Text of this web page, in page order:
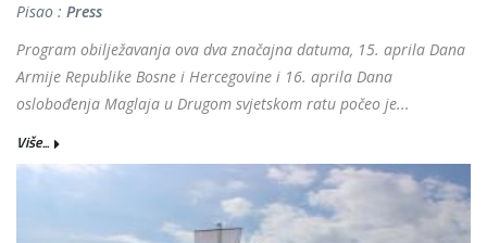
Pisao : Press
Program obilježavanja ova dva značajna datuma, 15. aprila Dana
Armije Republike Bosne i Hercegovine i 16. aprila Dana
oslobođenja Maglaja u Drugom svjetskom ratu počeo je...
Više...